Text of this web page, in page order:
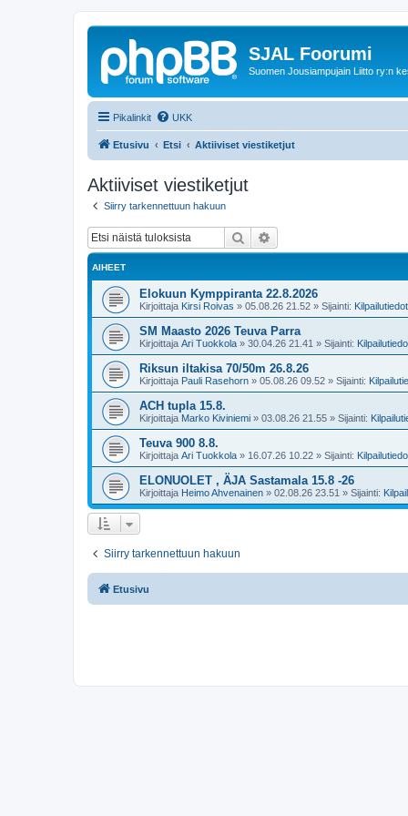
SJAL Foorumi
Suomen Jousiampujain Liitto ry:n
Pikalinkit UKK
Etusivu Etsi Aktiiviset viestiketjut
Aktiiviset viestiketjut
Siirry tarkennettuun hakuun
Etsi
AIHEET
Elokuun Kymppiranta 22.8.2026
Kirjoittaja Kirsi Roivas » 05.08.26 21.52 » Sijainti:
SM Maasto 2026 Teuva Parra
Kirjoittaja Ari Tuokkola » 30.04.26 21.41 » Sijainti:
Riksun iltakisa 70/50m 26.8.26
Kirjoittaja Pauli Rasehorn » 05.08.26 09.52 » Sijainti:
ACH tupla 15.8.
Kirjoittaja Marko Kiviniemi » 03.08.26 21.55 » Sijainti:
Teuva 900 8.8.
Kirjoittaja Ari Tuokkola » 16.07.26 10.22 » Sijainti:
ELONUOLET , ÄJA Sastamala 15.8 -26
Kirjoittaja Heimo Ahvenainen » 02.08.26 23.51 » Sijainti:
Siirry tarkennettuun hakuun
Etusivu